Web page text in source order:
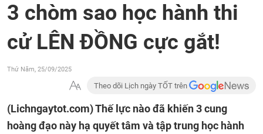
3 chòm sao học hành thi
cử LÊN ĐỒNG cực gắt!
Thứ Năm, 25/09/2025
Theo dõi Lịch ngày TỐT trên
(Lichngaytot.com)Thế lực nào đã khiến 3 cung
hoàng đạo này hạ quyết tâm và tập trung học hành